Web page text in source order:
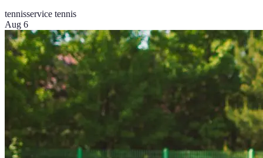
tennisservice tennis
Aug 6